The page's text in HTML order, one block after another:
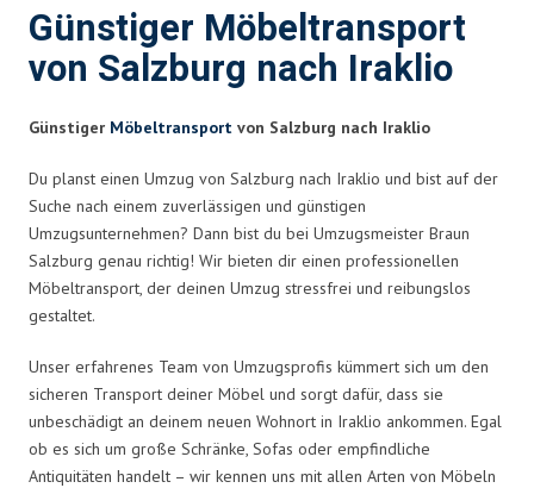
Günstiger Möbeltransport
von Salzburg nach Iraklio
Günstiger Möbeltransport von Salzburg nach Iraklio
Du planst einen Umzug von Salzburg nach Iraklio und bist auf der
Suche nach einem zuverlässigen und günstigen
Umzugsunternehmen? Dann bist du bei Umzugsmeister Braun
Salzburg genau richtig! Wir bieten dir einen professionellen
Möbeltransport, der deinen Umzug stressfrei und reibungslos
gestaltet.
Unser erfahrenes Team von Umzugsprofis kümmert sich um den
sicheren Transport deiner Möbel und sorgt dafür, dass sie
unbeschädigt an deinem neuen Wohnort in Iraklio ankommen. Egal
ob es sich um große Schränke, Sofas oder empfindliche
Antiquitäten handelt – wir kennen uns mit allen Arten von Möbeln